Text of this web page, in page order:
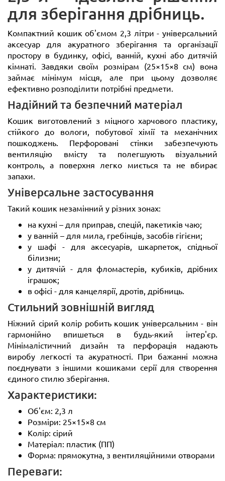
для зберігання дрібниць.
Компактний кошик об'ємом 2,3 літри - універсальний
аксесуар для акуратного зберігання та організації
простору в будинку, офісі, ванній, кухні або дитячій
кімнаті. Завдяки своїм розмірам (25×15×8 см) вона
займає мінімум місця, але при цьому дозволяє
ефективно розподілити потрібні предмети.
Надійний та безпечний матеріал
Кошик виготовлений з міцного харчового пластику,
стійкого до вологи, побутової хімії та механічних
пошкоджень. Перфоровані стінки забезпечують
вентиляцію вмісту та полегшують візуальний
контроль, а поверхня легко миється та не вбирає
запахи.
Універсальне застосування
Такий кошик незамінний у різних зонах:
на кухні – для приправ, спецій, пакетиків чаю;
у ванній – для мила, гребінців, засобів гігієни;
у шафі - для аксесуарів, шкарпеток, спідньої
білизни;
у дитячій - для фломастерів, кубиків, дрібних
іграшок;
в офісі - для канцелярії, дротів, дрібниць.
Стильний зовнішній вигляд
Ніжний сірий колір робить кошик універсальним - він
гармонійно впишеться в будь-який інтер'єр.
Мінімалістичний дизайн та перфорація надають
виробу легкості та акуратності. При бажанні можна
поєднувати з іншими кошиками серії для створення
єдиного стилю зберігання.
Характеристики:
Об'єм: 2,3 л
Розміри: 25×15×8 см
Колір: сірий
Матеріал: пластик (ПП)
Форма: прямокутна, з вентиляційними отворами
Переваги: